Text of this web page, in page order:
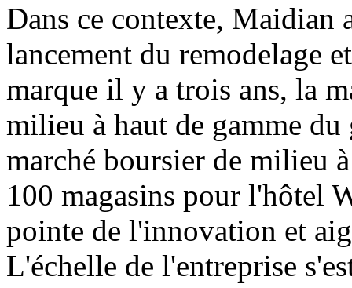
Dans ce contexte, Maidian
lancement du remodelage
marque il y a trois ans, la
milieu à haut de gamme
marché boursier de milieu
100 magasins pour l'hôtel
pointe de l'innovation et
L'échelle de l'entreprise